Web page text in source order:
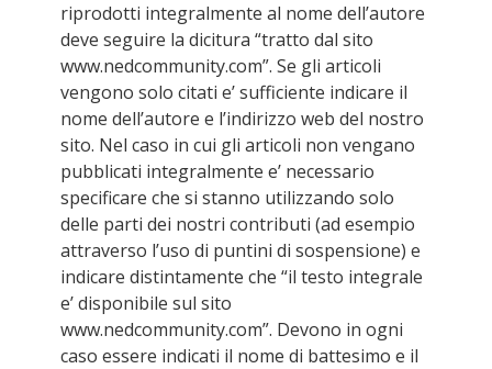
riprodotti integralmente al nome dell’autore
deve seguire la dicitura “tratto dal sito
www.nedcommunity.com”. Se gli articoli
vengono solo citati e’ sufficiente indicare il
nome dell’autore e l’indirizzo web del nostro
sito. Nel caso in cui gli articoli non vengano
pubblicati integralmente e’ necessario
specificare che si stanno utilizzando solo
delle parti dei nostri contributi (ad esempio
attraverso l’uso di puntini di sospensione) e
indicare distintamente che “il testo integrale
e’ disponibile sul sito
www.nedcommunity.com”. Devono in ogni
caso essere indicati il nome di battesimo e il